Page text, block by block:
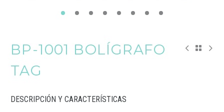
BP-1001 BOLÍGRAFO
TAG
DESCRIPCIÓN Y CARACTERÍSTICAS